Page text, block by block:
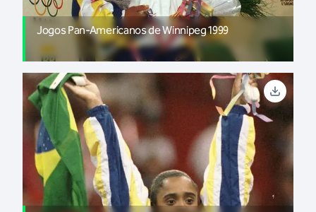
Jogos Pan-Americanos de Winnipeg 1999